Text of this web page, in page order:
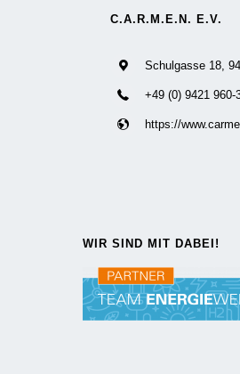
C.A.R.M.E.N. E.V.
Schulgasse 18,
+49 (0) 9421 960-
https://
WIR SIND MIT DABEI!